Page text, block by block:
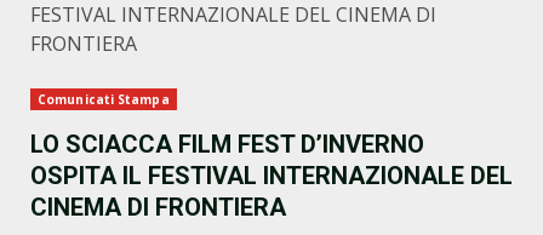
FESTIVAL INTERNAZIONALE DEL CINEMA DI
FRONTIERA
Comunicati Stampa
LO SCIACCA FILM FEST D’INVERNO
OSPITA IL FESTIVAL INTERNAZIONALE DEL
CINEMA DI FRONTIERA